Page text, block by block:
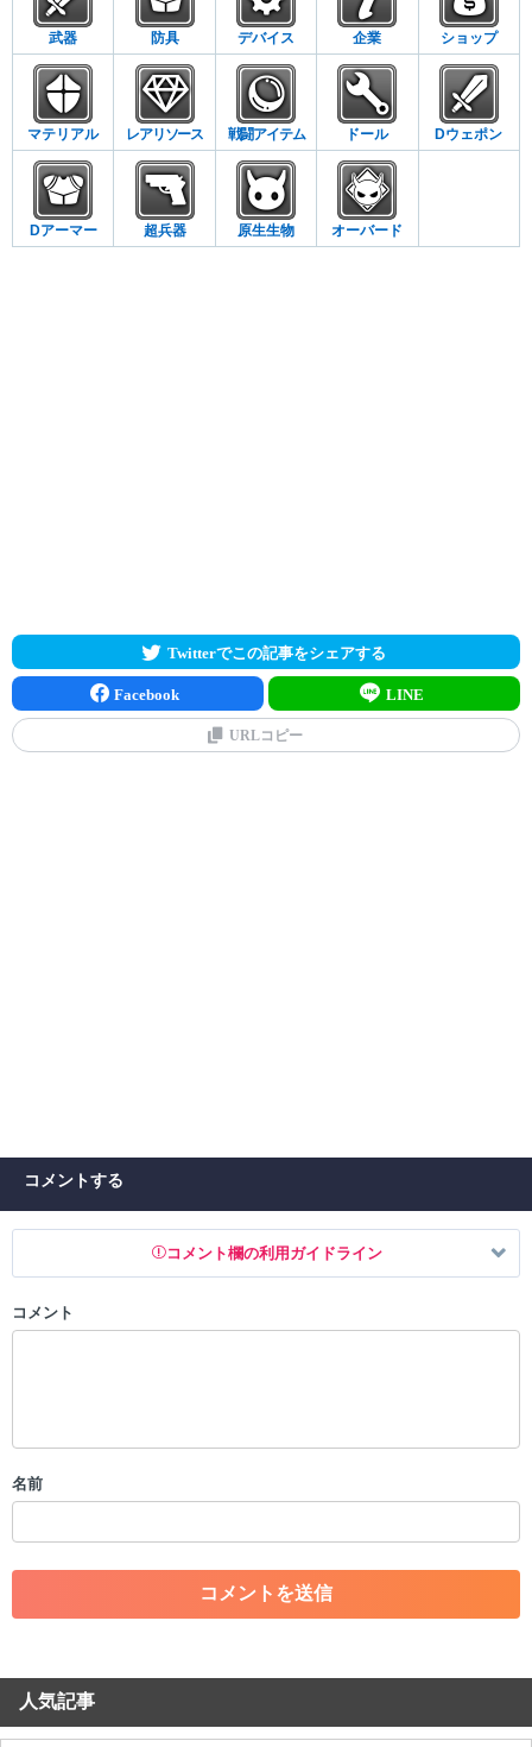
武器 防具 デバイス 企業 ショップ
マテリアル レアリソース 戦闘アイテム ドール Dウェポン
Dアーマー 超兵器 原生生物 オーバード
Twitterでこの記事をシェアする
Facebook LINE
URLコピー
コメントする
コメント欄の利用ガイドライン
以下の書き込みを禁止とし、場合によってはコメント削除や書き込み制
・一度削除された投稿を再び投稿すること
・アカウントの売買など金銭が絡む内容の投稿
・各ゲームのネタバレを含む内容の投稿
・その他、管理者が不適切と判断した投稿
コメントの削除を申請する
せていただきます。ご了承ください。
コメント
名前
人気記事